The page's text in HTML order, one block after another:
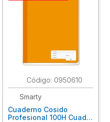
: 0950610
Smarty
Cuaderno Cosido
Profesional 100H Cuadro